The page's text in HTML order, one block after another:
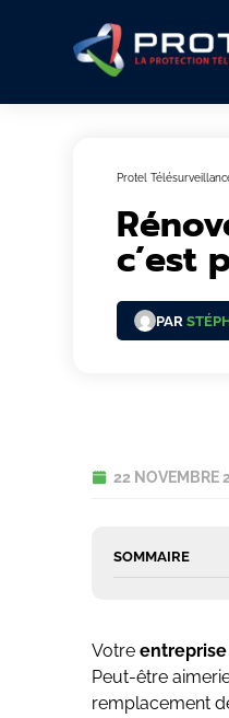
Protel
c’est
PAR
22 NOVEMBRE
SOMMAIRE
Votre
Peut-être
remplacement